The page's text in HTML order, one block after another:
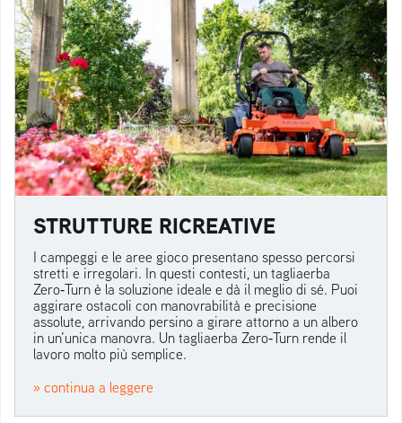
STRUTTURE RICREATIVE
I campeggi e le aree gioco presentano spesso percorsi
stretti e irregolari. In questi contesti, un tagliaerba
Zero‑Turn è la soluzione ideale e dà il meglio di sé. Puoi
aggirare ostacoli con manovrabilità e precisione
assolute, arrivando persino a girare attorno a un albero
in un’unica manovra. Un tagliaerba Zero‑Turn rende il
lavoro molto più semplice.
» continua a leggere